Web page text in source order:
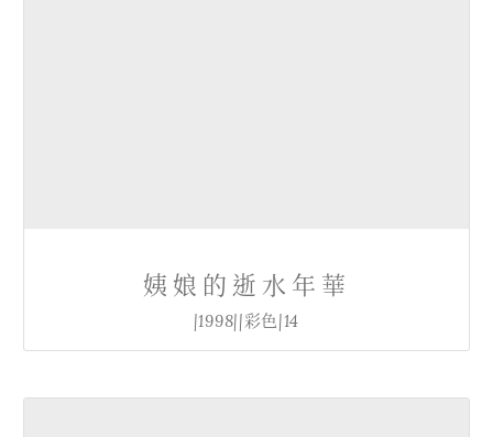
姨娘的逝水年華
|1998||彩色|14